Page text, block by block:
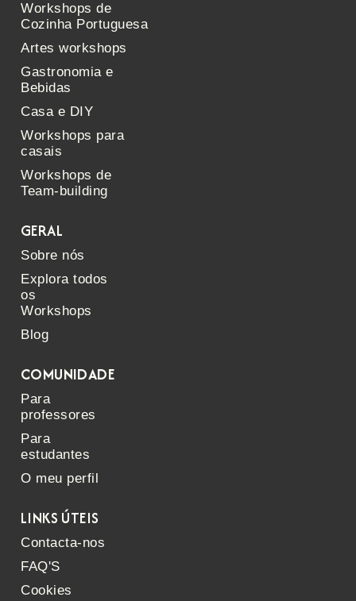
Workshops de
Cozinha Portuguesa
Artes workshops
Gastronomia e
Bebidas
Casa e DIY
Workshops para
casais
Workshops de
Team-building
GERAL
Sobre nós
Explora todos
os
Workshops
Blog
COMUNIDADE
Para
professores
Para
estudantes
O meu perfil
LINKS ÚTEIS
Contacta-nos
FAQ'S
Cookies